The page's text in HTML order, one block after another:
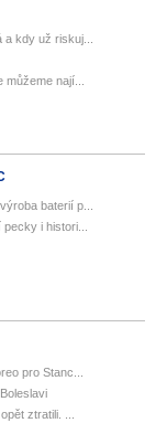
kdy už riskuj...
nají...
baterií p...
i histori...
pro Stanc...
ztratili. ...